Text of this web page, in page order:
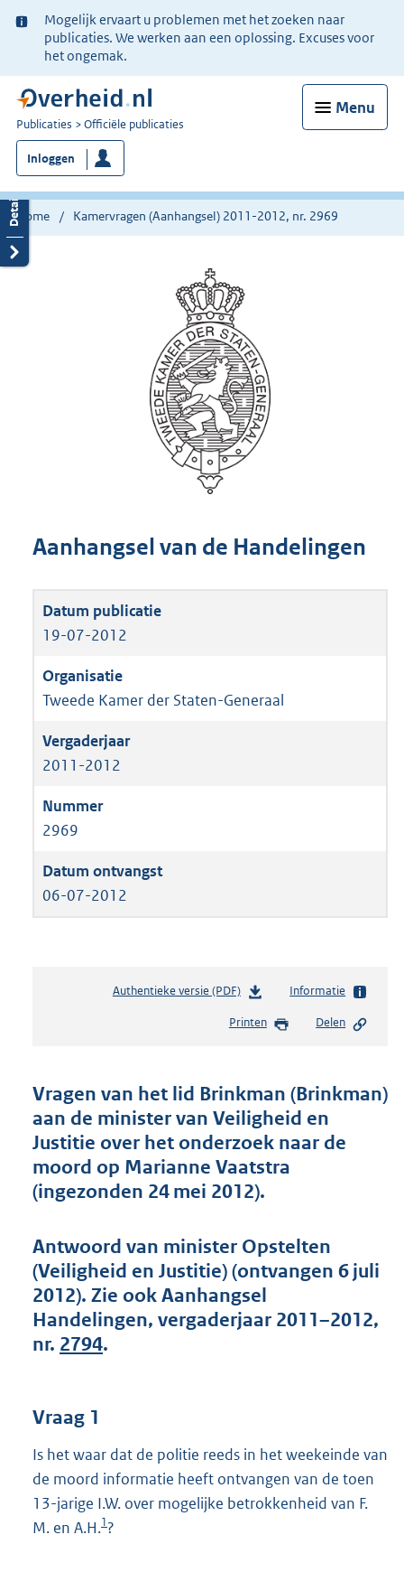
Ter
informatie:
Mogelijk ervaart u problemen met het zoeken naar
publicaties. We werken aan een oplossing. Excuses voor
het ongemak.
Menu
U
bent
nu
hier:
Publicaties Officiële publicaties
Inloggen
Home Kamervragen (Aanhangsel) 2011-2012, nr. 2969
Aanhangsel van de Handelingen
19-07-2012
Tweede Kamer der Staten-Generaal
2011-2012
2969
06-07-2012
Authentieke versie (PDF)b
s
d
s
g
r
o
t
e
:
5
5
K
Informatie
Printen Delen
Vragen van het lid Brinkman (Brinkman)
aan de minister van Veiligheid en
Justitie over het onderzoek naar de
moord op Marianne Vaatstra
(ingezonden 24 mei 2012).
Antwoord van minister Opstelten
(Veiligheid en Justitie) (ontvangen 6 juli
2012). Zie ook Aanhangsel
Handelingen, vergaderjaar 2011–2012,
nr. 2794.
Vraag 1
Is het waar dat de politie reeds in het weekeinde van
de moord informatie heeft ontvangen van de toen
13-jarige I.W. over mogelijke betrokkenheid van F.
M. en A.H.1?